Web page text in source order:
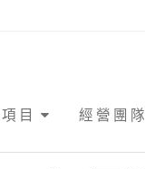
目 經營團隊